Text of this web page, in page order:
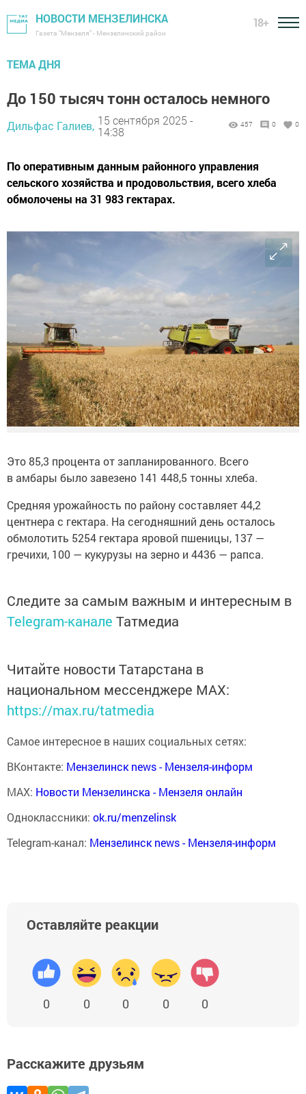
НОВОСТИ МЕНЗЕЛИНСКА
Газета "Мензеля" - Мензелинский район
18+
ТЕМА ДНЯ
До 150 тысяч тонн осталось немного
Дильфас Галиев, 15 сентября 2025 -
14:38
457 0 0
По оперативным данным районного управления
сельского хозяйства и продовольствия, всего хлеба
обмолочены на 31 983 гектарах.
Это 85,3 процента от запланированного. Всего
в амбары было завезено 141 448,5 тонны хлеба.
Средняя урожайность по району составляет 44,2
центнера с гектара. На сегодняшний день осталось
обмолотить 5254 гектара яровой пшеницы, 137 —
гречихи, 100 — кукурузы на зерно и 4436 — рапса.
Следите за самым важным и интересным в
Telegram-канале Татмедиа
Читайте новости Татарстана в
национальном мессенджере MАХ:
https://max.ru/tatmedia
Самое интересное в наших социальных сетях:
ВКонтакте: Мензелинск news - Мензеля-информ
MAX: Новости Мензелинска - Мензеля онлайн
Одноклассники: ok.ru/menzelinsk
Telegram-канал: Мензелинск news - Мензеля-информ
Оставляйте реакции
0 0 0 0 0
Расскажите друзьям